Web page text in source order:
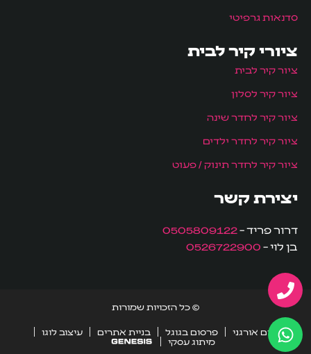
סדנאות גרפיטי
ציורי קיר לבית
ציור קיר לבית
ציור קיר לסלון
ציור קיר לחדר שינה
ציור קיר לחדר ילדים
ציור קיר לחדר תינוק / פעוט
יצירת קשר
דרור פריד –0505809122
בן לוי –0526722900
© כל הזכויות שמורות
קידום אורגני פרסום בגוגל בניית אתרים
עיצוב לוגו
מיתוג עסקי